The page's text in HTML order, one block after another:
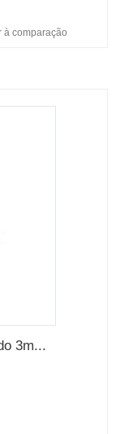
à comparação
3m...